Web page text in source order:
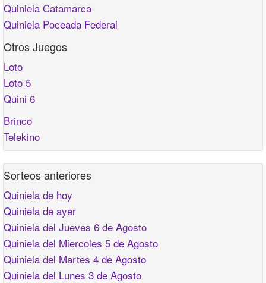
Quiniela Catamarca
Quiniela Poceada Federal
Otros Juegos
Loto
Loto 5
Quini 6
Brinco
Telekino
Sorteos anteriores
Quiniela de hoy
Quiniela de ayer
Quiniela del Jueves 6 de Agosto
Quiniela del Miercoles 5 de Agosto
Quiniela del Martes 4 de Agosto
Quiniela del Lunes 3 de Agosto